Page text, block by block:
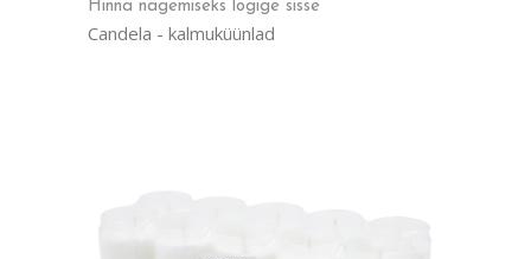
Candela - kalmuküünlad
Hinna nägemiseks logige sisse